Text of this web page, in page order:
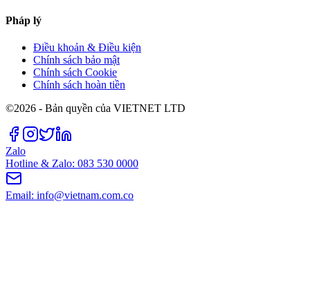
Pháp lý
Điều khoản & Điều kiện
Chính sách bảo mật
Chính sách Cookie
Chính sách hoàn tiền
©2026 - Bản quyền của VIETNET LTD
Zalo
Hotline & Zalo: 083 530 0000
Email: info@vietnam.com.co